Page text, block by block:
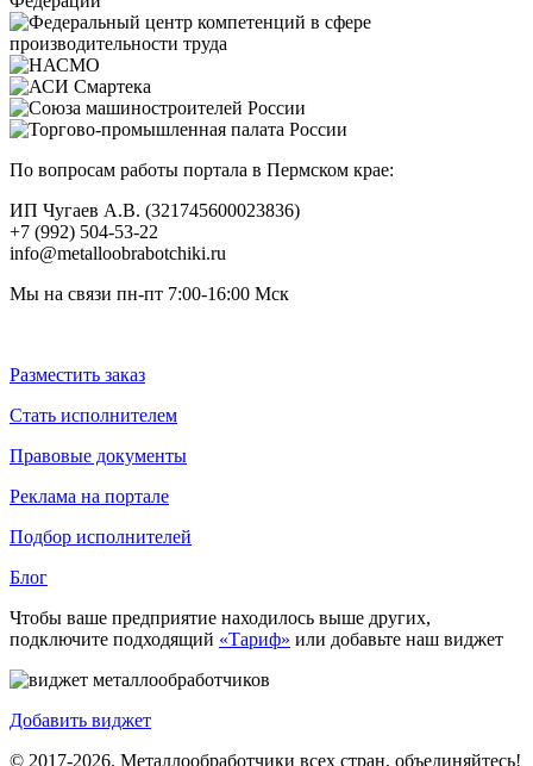
По вопросам работы портала в Пермском крае:
ИП Чугаев А.В. (321745600023836)
+7 (992) 504-53-22
info@metalloobrabotchiki.ru
Мы на связи пн-пт 7:00-16:00 Мск
Разместить заказ
Стать исполнителем
Правовые документы
Реклама на портале
Подбор исполнителей
Блог
Чтобы ваше предприятие находилось выше других,
подключите подходящий «Тариф» или добавьте наш виджет
Добавить виджет
© 2017-2026. Металлообработчики всех стран, объединяйтесь!